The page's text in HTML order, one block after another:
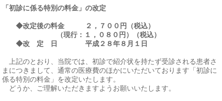
「初診に係る特別の料金」の改定
◆改定後の料金 ２，７００円（税込）
（現行：１，０８０円）（税込）
◆改 定 日 平成２８年８月１日
上記のとおり、当院では、初診で紹介状を持たず受診される患者さ
まにつきまして、通常の医療費のほかにいただいております「初診に
係る特別の料金」を改定いたします。
どうか、ご理解いただきますようお願いいたします。